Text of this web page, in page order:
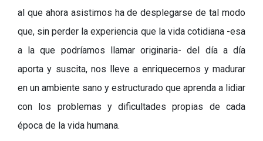
al que ahora asistimos ha de desplegarse de tal modo
que, sin perder la experiencia que la vida cotidiana -esa
a la que podríamos llamar originaria- del día a día
aporta y suscita, nos lleve a enriquecernos y madurar
en un ambiente sano y estructurado que aprenda a lidiar
con los problemas y dificultades propias de cada
época de la vida humana.